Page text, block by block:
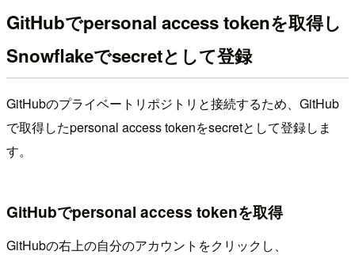
GitHubでpersonal access tokenを取得し
Snowflakeでsecretとして登録
GitHubのプライベートリポジトリと接続するため、GitHub
で取得したpersonal access tokenをsecretとして登録しま
す。
GitHubでpersonal access tokenを取得
GitHubの右上の自分のアカウントをクリックし、